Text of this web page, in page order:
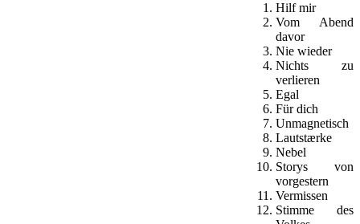
Hilf mir
Vom Abend
davor
Nie wieder
Nichts zu
verlieren
Egal
Für dich
Unmagnetisch
Lautstærke
Nebel
Storys von
vorgestern
Vermissen
Stimme des